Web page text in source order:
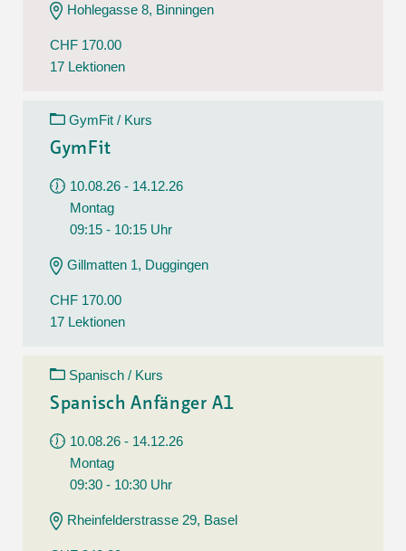
Hohlegasse 8, Binningen
CHF 170.00
17 Lektionen
GymFit / Kurs
GymFit
10.08.26 - 14.12.26
Montag
09:15 - 10:15 Uhr
Gillmatten 1, Duggingen
CHF 170.00
17 Lektionen
Spanisch / Kurs
Spanisch Anfänger A1
10.08.26 - 14.12.26
Montag
09:30 - 10:30 Uhr
Rheinfelderstrasse 29, Basel